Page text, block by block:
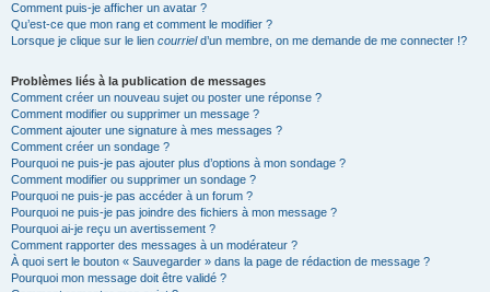
Comment puis-je afficher un avatar ?
Qu’est-ce que mon rang et comment le modifier ?
Lorsque je clique sur le lien courrield’un membre, on me demande de me connecter !?
Problèmes liés à la publication de messages
Comment créer un nouveau sujet ou poster une réponse ?
Comment modifier ou supprimer un message ?
Comment ajouter une signature à mes messages ?
Comment créer un sondage ?
Pourquoi ne puis-je pas ajouter plus d’options à mon sondage ?
Comment modifier ou supprimer un sondage ?
Pourquoi ne puis-je pas accéder à un forum ?
Pourquoi ne puis-je pas joindre des fichiers à mon message ?
Pourquoi ai-je reçu un avertissement ?
Comment rapporter des messages à un modérateur ?
À quoi sert le bouton « Sauvegarder » dans la page de rédaction de message ?
Pourquoi mon message doit être validé ?